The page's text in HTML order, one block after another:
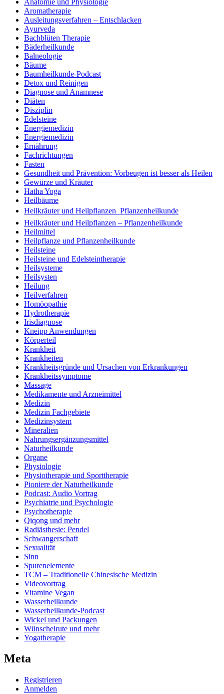
Aromatherapie
Ausleitungsverfahren – Entschlacken
Ayurveda
Bachblüten Therapie
Bäderheilkunde
Balneologie
Bäume
Baumheilkunde-Podcast
Detox und Reinigen
Diagnose und Anamnese
Diäten
Disziplin
Edelsteine
Energiemedizin
Energiemedizin
Ernährung
Fachrichtungen
Fasten
Gesundheit und Prävention: Vorbeugen ist besser als Heilen
Gewürze und Kräuter
Hatha Yoga
Heilbäume
Heilkräuter und Heilpflanzen  Pflanzenheilkunde
Heilkräuter und Heilpflanzen – Pflanzenheilkunde
Heilmittel
Heilpflanze und Pflanzenheilkunde
Heilsteine
Heilsteine und Edelsteintherapie
Heilsysteme
Heilsysten
Heilung
Heilverfahren
Homöopathie
Hydrotherapie
Irisdiagnose
Kneipp Anwendungen
Körperteil
Krankheit
Krankheiten
Krankheitsgründe und Ursachen von Erkrankungen
Krankheitssymptome
Massage
Medikamente und Arzneimittel
Medizin
Medizin Fachgebiete
Medizinsystem
Mineralien
Nahrungsergänzungsmittel
Naturheilkunde
Organe
Physiologie
Physiotherapie und Sporttherapie
Pioniere der Naturheilkunde
Podcast: Audio Vortrag
Psychiatrie und Psychologie
Psychotherapie
Qiqong und mehr
Radiästhesie: Pendel
Schwangerschaft
Sexualität
Sinn
Spurenelemente
TCM – Traditionelle Chinesische Medizin
Videovortrag
Vitamine Vegan
Wasserheilkunde
Wasserheilkunde-Podcast
Wickel und Packungen
Wünschelrute und mehr
Yogatherapie
Meta
Registrieren
Anmelden